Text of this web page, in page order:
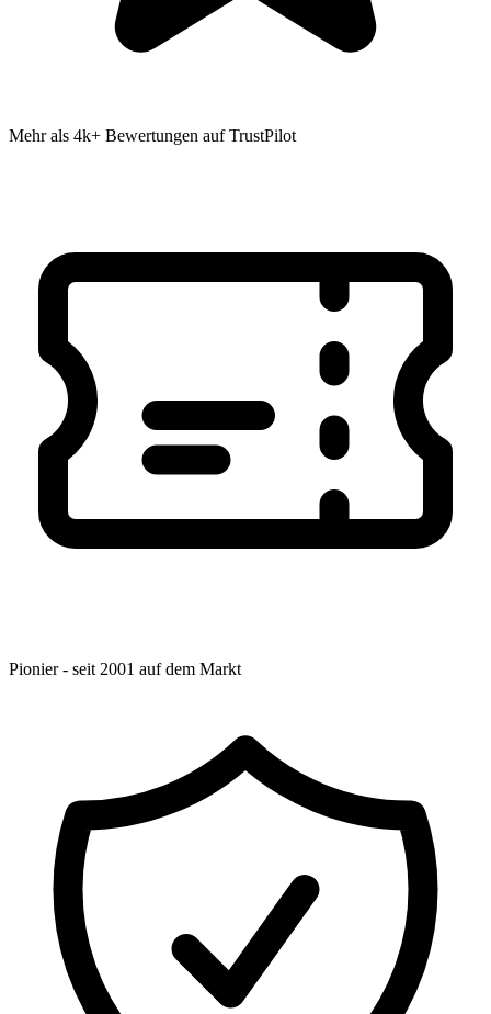
Mehr als 4k+ Bewertungen auf TrustPilot
Pionier - seit 2001 auf dem Markt